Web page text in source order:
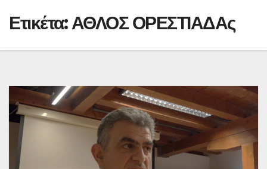
Ετικέτα:ΑΘΛΟΣ ΟΡΕΣΤΙΑΔΑς